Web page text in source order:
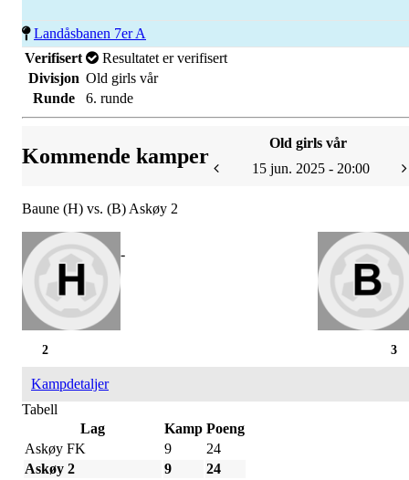
Landåsbanen 7er A
Verifisert
Resultatet er verifisert
Divisjon Old girls vår
Runde
6. runde
Kommende kamper
Old girls vår
15 jun. 2025 - 20:00
Baune (H) vs. (B) Askøy 2
-
3
2
Kampdetaljer
Tabell
Lag
Kamp Poeng
Askøy FK
9
24
Askøy 2
9
24